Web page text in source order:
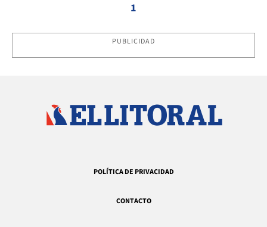
1
PUBLICIDAD
POLÍTICA DE PRIVACIDAD
CONTACTO